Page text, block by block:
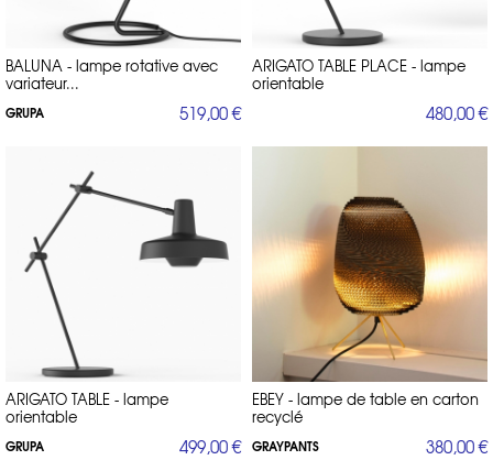
BALUNA - lampe rotative avec
variateur...
GRUPA 519,00 €
ARIGATO TABLE PLACE - lampe
orientable
480,00 €
ARIGATO TABLE - lampe
orientable
GRUPA 499,00 €
EBEY - lampe de table en carton
recyclé
GRAYPANTS 380,00 €